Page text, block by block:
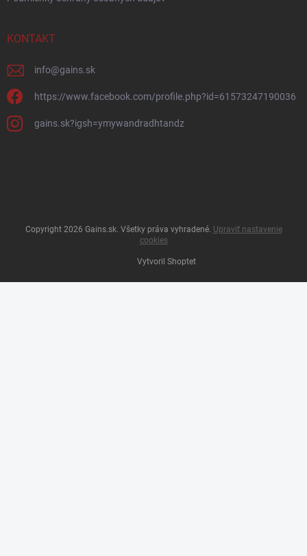
KONTAKT
info@gains.sk
https://www.facebook.com/profile.php?id=61573247190036
gains.sk?igsh=ymywandradhtandz
Vytvoril Shoptet
Copyright 2026 Gains.sk. Všetky práva vyhradené. Upraviť nastavenie
cookies